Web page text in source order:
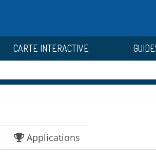
CARTE INTERACTIVE
Applications